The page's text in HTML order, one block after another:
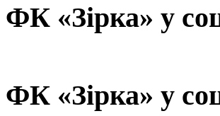
ФК «Зірка» у
ФК «Зірка» у